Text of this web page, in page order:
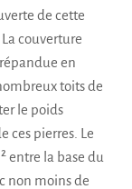
de cette
couverture
en
toits de
le poids
ces pierres. Le
entre la base du
non moins de